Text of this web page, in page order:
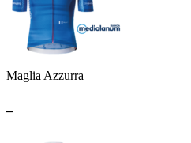
Maglia Azzurra